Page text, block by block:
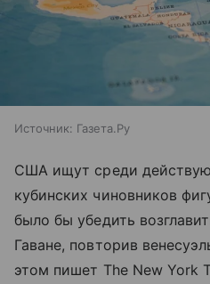
Источник: Газета.Ру
США ищут среди
кубинских чиновников
было бы убедить
Гаване, повторив
этом пишет The New York